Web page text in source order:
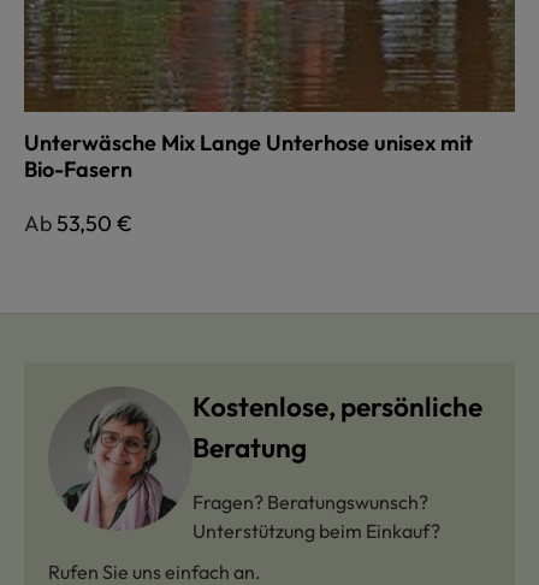
Unterwäsche Mix Lange Unterhose unisex mit
Bio-Fasern
Regulärer Preis:
Ab53,50 €
Kostenlose, persönliche
Beratung
Fragen? Beratungswunsch?
Unterstützung beim Einkauf?
Rufen Sie uns einfach an.